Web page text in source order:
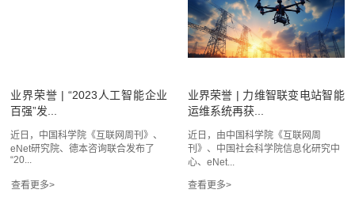
业界荣誉 | “2023人工智能企业
百强”发...
近日，中国科学院《互联网周刊》、
eNet研究院、德本咨询联合发布了
“20...
业界荣誉 | 力维智联变电站智能
运维系统再获...
近日，由中国科学院《互联网周
刊》、中国社会科学院信息化研究中
心、eNet...